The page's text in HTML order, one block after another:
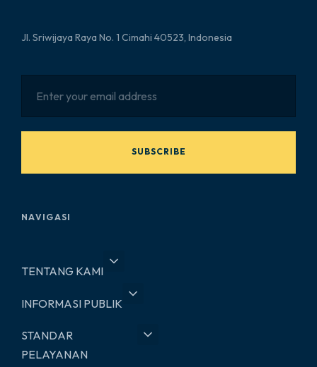
Jl. Sriwijaya Raya No. 1 Cimahi 40523, Indonesia
SUBSCRIBE
NAVIGASI
TENTANG KAMI
INFORMASI PUBLIK
STANDAR
PELAYANAN